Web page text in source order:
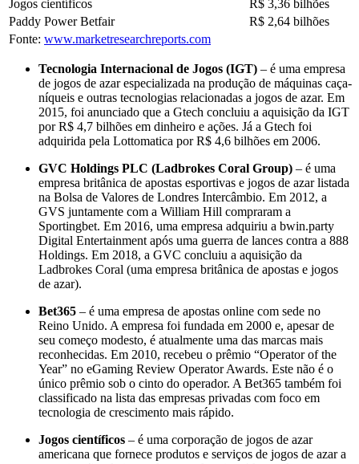
Jogos científicos
R$ 3,36 bilhões
Paddy Power Betfair
R$ 2,64 bilhões
Fonte: www.marketresearchreports.com
Tecnologia Internacional de Jogos (IGT) – é uma empresa
de jogos de azar especializada na produção de máquinas caça-
níqueis e outras tecnologias relacionadas a jogos de azar. Em
2015, foi anunciado que a Gtech concluiu a aquisição da IGT
por R$ 4,7 bilhões em dinheiro e ações. Já a Gtech foi
adquirida pela Lottomatica por R$ 4,6 bilhões em 2006.
GVC Holdings PLC (Ladbrokes Coral Group) – é uma
empresa britânica de apostas esportivas e jogos de azar listada
na Bolsa de Valores de Londres Intercâmbio. Em 2012, a
GVS juntamente com a William Hill compraram a
Sportingbet. Em 2016, uma empresa adquiriu a bwin.party
Digital Entertainment após uma guerra de lances contra a 888
Holdings. Em 2018, a GVC concluiu a aquisição da
Ladbrokes Coral (uma empresa britânica de apostas e jogos
de azar).
Bet365 – é uma empresa de apostas online com sede no
Reino Unido. A empresa foi fundada em 2000 e, apesar de
seu começo modesto, é atualmente uma das marcas mais
reconhecidas. Em 2010, recebeu o prêmio “Operator of the
Year” no eGaming Review Operator Awards. Este não é o
único prêmio sob o cinto do operador. A Bet365 também foi
classificado na lista das empresas privadas com foco em
tecnologia de crescimento mais rápido.
Jogos científicos – é uma corporação de jogos de azar
americana que fornece produtos e serviços de jogos de azar a